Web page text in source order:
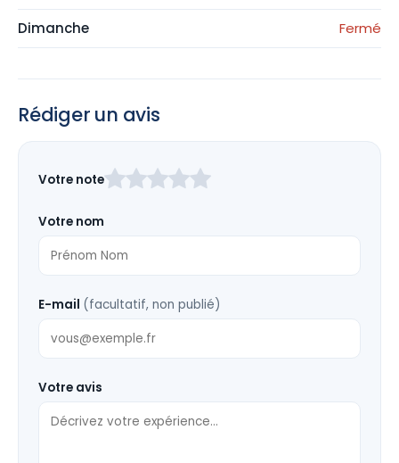
Dimanche Fermé
Rédiger un avis
ce
vide
Votre note
Votre nom
E-mail (facultatif, non publié)
Votre avis